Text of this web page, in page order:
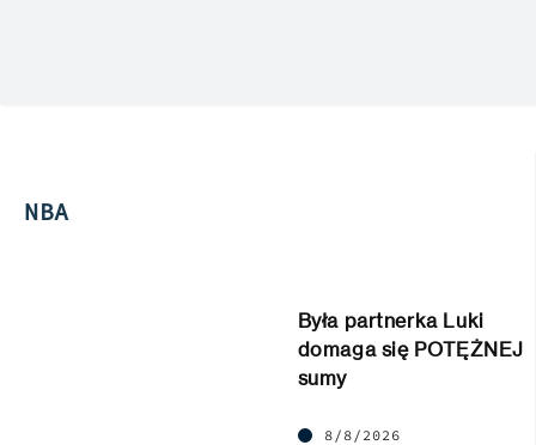
NBA
Była partnerka Luki
domaga się POTĘŻNEJ
sumy
8/8/2026